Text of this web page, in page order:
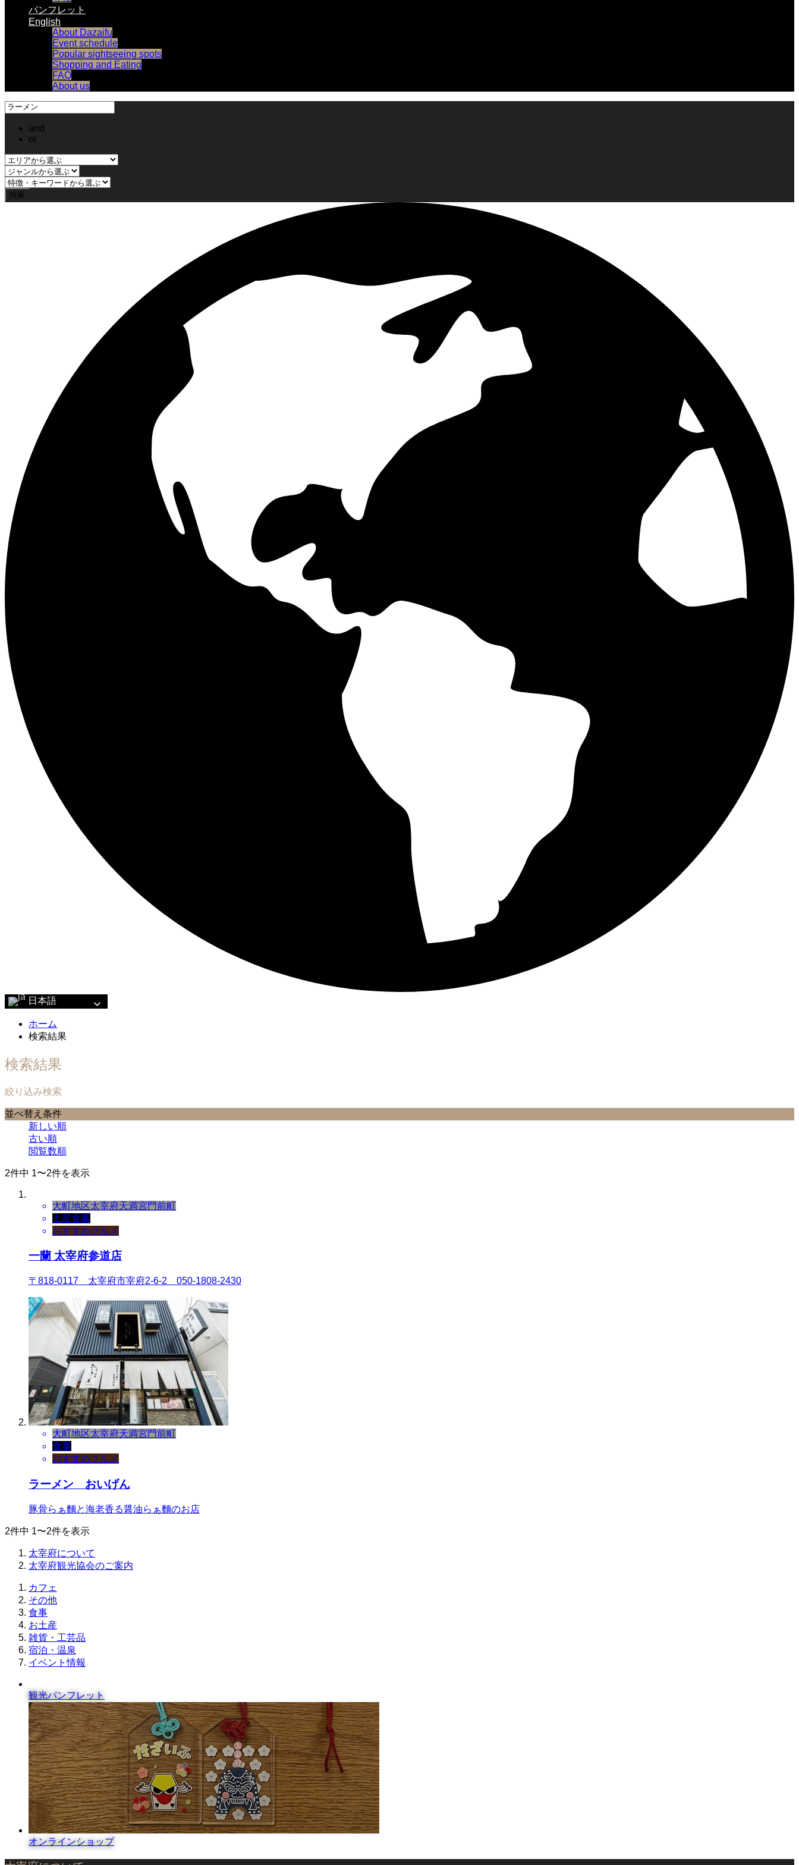
パンフレット
English
About Dazaifu
Event schedule
Popular sightseeing spots
Shopping and Eating
FAQ
About us
and
or
日本語
ホーム
検索結果
検索結果
絞り込み検索
並べ替え条件
新しい順
古い順
閲覧数順
2件中 1〜2件を表示
大町地区太宰府天満宮門前町
土産食事
おすすめグルメ
一蘭 太宰府参道店
〒818-0117 太宰府市宰府2-6-2 050-1808-2430
大町地区太宰府天満宮門前町
食事
おすすめグルメ
ラーメン おいげん
豚骨らぁ麵と海老香る醤油らぁ麵のお店
2件中 1〜2件を表示
太宰府について
太宰府観光協会のご案内
カフェ
その他
食事
お土産
雑貨・工芸品
宿泊・温泉
イベント情報
観光パンフレット
オンラインショップ